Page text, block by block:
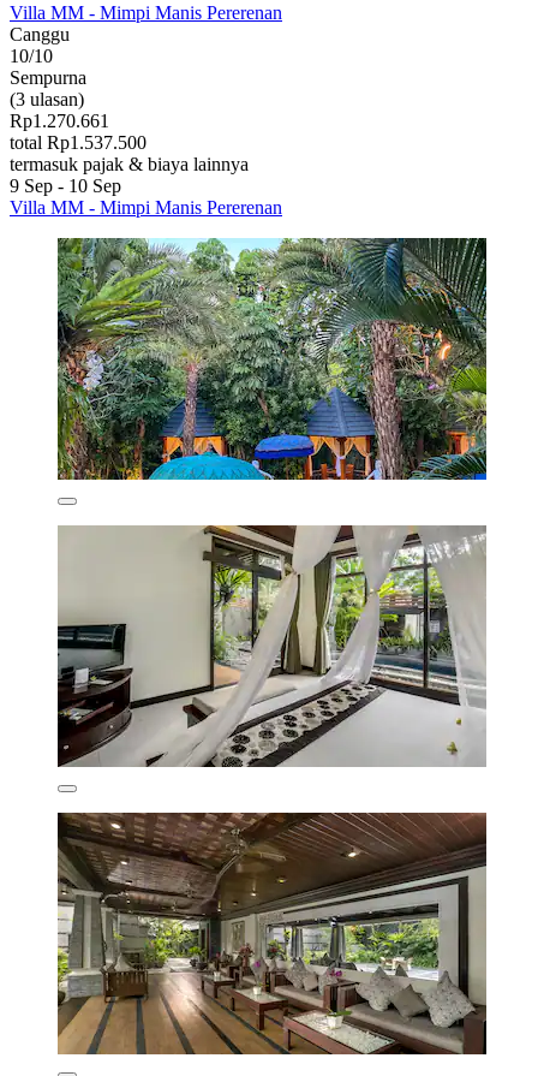
Villa MM - Mimpi Manis Pererenan
Canggu
10/10
Sempurna
(3 ulasan)
Rp1.270.661
total Rp1.537.500
termasuk pajak & biaya lainnya
9 Sep - 10 Sep
Villa MM - Mimpi Manis Pererenan